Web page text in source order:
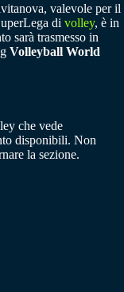
valevole per il
di volley, è in
sarà trasmesso in
Volleyball World
che vede
disponibili. Non
la sezione.